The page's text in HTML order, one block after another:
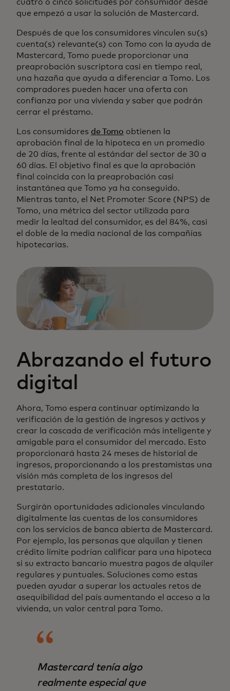
cuatro o cinco solicitudes por consumidor desde
que empezó a usar la solución de Mastercard.
Después de que los consumidores vinculen su(s)
cuenta(s) relevante(s) con Tomo con la ayuda de
Mastercard, Tomo puede proporcionar una
preaprobación suscriptora casi en tiempo real,
una hazaña que ayuda a diferenciar a Tomo. Los
compradores pueden hacer una oferta con
confianza por una vivienda y saber que podrán
cerrar el préstamo.
Los consumidores de Tomo obtienen la
aprobación final de la hipoteca en un promedio
de 20 días, frente al estándar del sector de 30 a
60 días. El objetivo final es que la aprobación
final coincida con la preaprobación casi
instantánea que Tomo ya ha conseguido.
Mientras tanto, el Net Promoter Score (NPS) de
Tomo, una métrica del sector utilizada para
medir la lealtad del consumidor, es del 84%, casi
el doble de la media nacional de las compañías
hipotecarias.
Abrazando el futuro
digital
Ahora, Tomo espera continuar optimizando la
verificación de la gestión de ingresos y activos y
crear la cascada de verificación más inteligente y
amigable para el consumidor del mercado. Esto
proporcionará hasta 24 meses de historial de
ingresos, proporcionando a los prestamistas una
visión más completa de los ingresos del
prestatario.
Surgirán oportunidades adicionales vinculando
digitalmente las cuentas de los consumidores
con los servicios de banca abierta de Mastercard.
Por ejemplo, las personas que alquilan y tienen
crédito límite podrían calificar para una hipoteca
si su extracto bancario muestra pagos de alquiler
regulares y puntuales. Soluciones como estas
pueden ayudar a superar los actuales retos de
asequibilidad del país aumentando el acceso a la
vivienda, un valor central para Tomo.
Mastercard tenía algo
realmente especial que